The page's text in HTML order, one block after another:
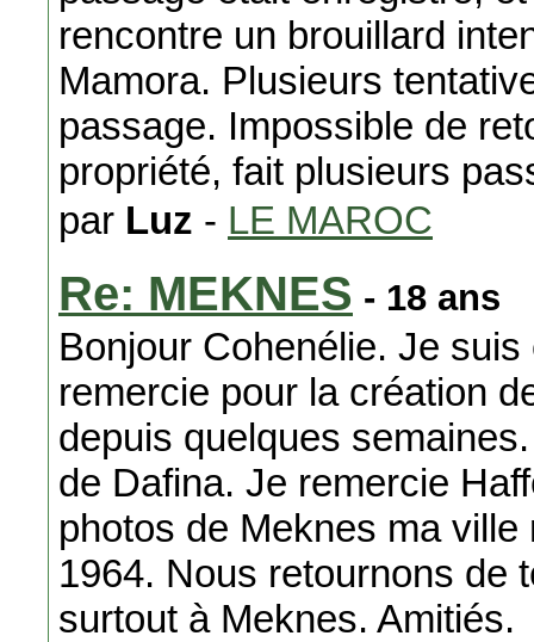
rencontre un brouillard
Mamora. Plusieurs
passage. Impossible de
propriété, fait plusieurs
par Luz - LE MAROC
Re: MEKNES - 18 ans
Bonjour Cohenélie. Je
remercie pour la création
depuis quelques
de Dafina. Je remercie
photos de Meknes ma
1964. Nous retournons de
surtout à Meknes. Amitiés.